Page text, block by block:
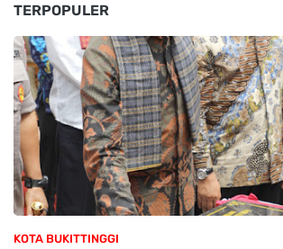
TERPOPULER
KOTA BUKITTINGGI